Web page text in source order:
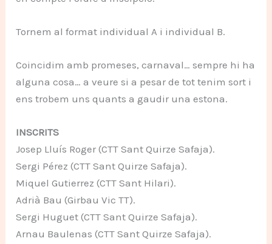
Tornem al format individual A i individual B.
Coincidim amb promeses, carnaval… sempre hi ha
alguna cosa… a veure si a pesar de tot tenim sort i
ens trobem uns quants a gaudir una estona.
INSCRITS
Josep Lluís Roger (CTT Sant Quirze Safaja).
Sergi Pérez (CTT Sant Quirze Safaja).
Miquel Gutierrez (CTT Sant Hilari).
Adrià Bau (Girbau Vic TT).
Sergi Huguet (CTT Sant Quirze Safaja).
Arnau Baulenas (CTT Sant Quirze Safaja).